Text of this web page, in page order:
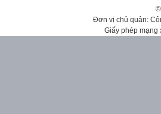
Đơn vị chủ quản:
Giấy phép mạng